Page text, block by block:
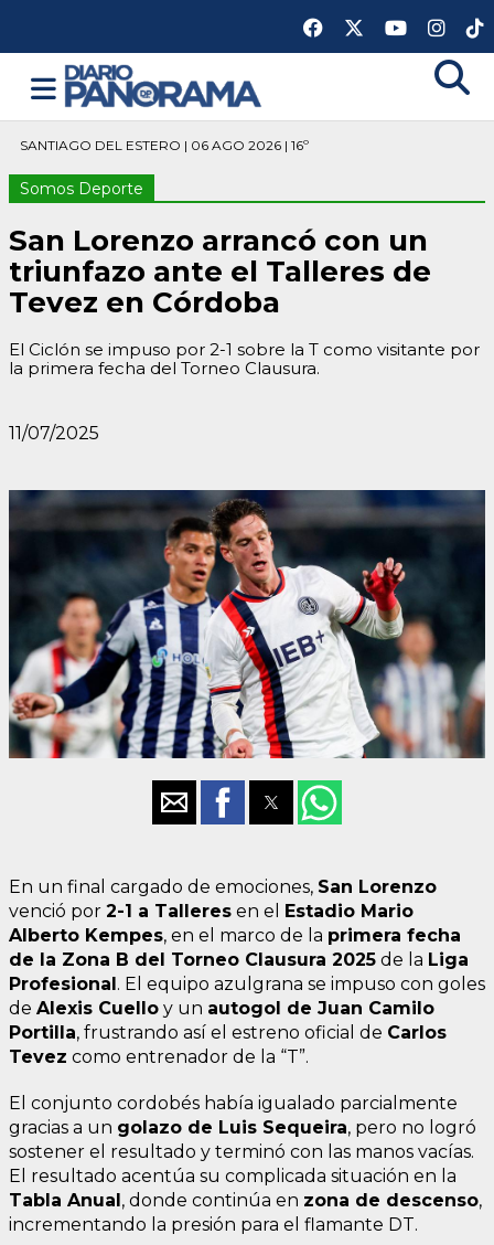
SANTIAGO DEL ESTERO | 06 AGO 2026 | 16º
Somos Deporte
San Lorenzo arrancó con un
triunfazo ante el Talleres de
Tevez en Córdoba
El Ciclón se impuso por 2-1 sobre la T como visitante por
la primera fecha del Torneo Clausura.
11/07/2025
En un final cargado de emociones, San Lorenzo
venció por 2-1 a Talleres en el Estadio Mario
Alberto Kempes, en el marco de la primera fecha
de la Zona B del Torneo Clausura 2025 de la Liga
Profesional. El equipo azulgrana se impuso con goles
de Alexis Cuello y un autogol de Juan Camilo
Portilla, frustrando así el estreno oficial de Carlos
Tevez como entrenador de la “T”.
El conjunto cordobés había igualado parcialmente
gracias a un golazo de Luis Sequeira, pero no logró
sostener el resultado y terminó con las manos vacías.
El resultado acentúa su complicada situación en la
Tabla Anual, donde continúa en zona de descenso,
incrementando la presión para el flamante DT.